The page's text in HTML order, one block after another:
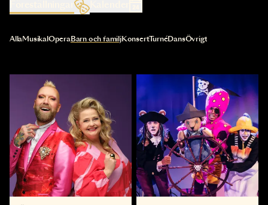
Kalender
Val av kategori uppdaterar innehållet automatiskt
AllaMusikal OperaBarn och familjKonsertTurnéDansÖvrigt